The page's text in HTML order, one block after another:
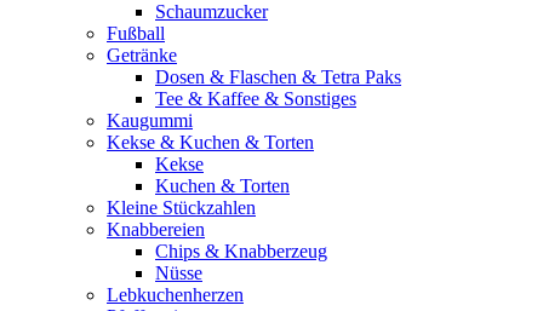
Schaumzucker
Fußball
Getränke
Dosen & Flaschen & Tetra Paks
Tee & Kaffee & Sonstiges
Kaugummi
Kekse & Kuchen & Torten
Kekse
Kuchen & Torten
Kleine Stückzahlen
Knabbereien
Chips & Knabberzeug
Nüsse
Lebkuchenherzen